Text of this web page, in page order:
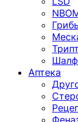
Аптека